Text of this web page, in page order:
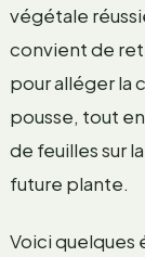
végétale
convient de
pour alléger la
pousse, tout
de feuilles sur
future plante.
Voici quelques